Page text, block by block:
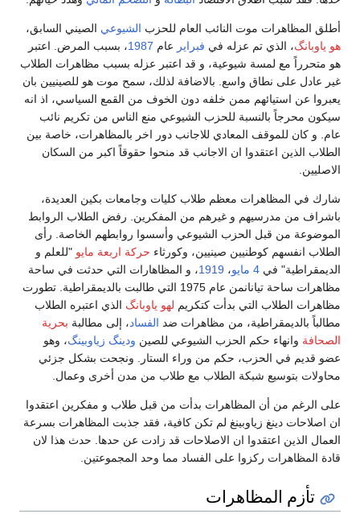
أطلق المظاهرات موت النائب العام للحزب الشيوعي الصيني السابق،
هو ياوبانگ، الذي تم عزله في فبراير عام 1987، بسبب المرض. اعتبر
هو متحرراً مع لمسة شيوعية، و قد اعتبر عزله بسبب مظاهرات الطلاب
غير عادل على نطاق واسع. بالاضافة لذلك، سمح موت هو للصينيين بان
يعبروا عن استيائهم ممن خلفه دون الخوف من القمع السياسي، اذ انه
سيكون محرجاً بالنسبة للحزب الشيوعي منع الناس من تكريم نائب
عام. و كان للموقف المعادي للاجانب دور اخر بالمظاهرات، خاصة بين
الطلاب الذين اعتقدوا ان الاجانب قد منحوا حقوقاً اكبر من السكان
الاصليين.
شارك في المظاهرات معظم طلاب كليات وجامعات بكين العديدة،
باشراف من مدرسيهم و غيرهم من المفكرين. رفض الطلاب الروابط
الموضوعة من قبل الحزب الشيوعي وأسسوا روابطهم الخاصة. رأى
الطلاب انفسهم كوطنيين صينيين، وكورثاء حركة اربعة مايو "للعلم و
الديمقراطية" في 4 مايو ، 1919، و المظاهارات التي حدثت في ساحة
مظاهرات ساحة تيانانمن عام 1975 التي طالبت بالديمقراطية. تطورت
مظاهرات الطلاب التي بدأت كتكريم لهو ياوبانگ الذي اعتبره الطلاب
مطالباً بالديمقراطية، من مظاهرات ضد الفساد، إلى مطالبة بحرية
الصحافة وانهاء حكم الحزب الشيوعي للصين ودينگ زياوبينگ، وهو
عضو قديم في الحزب، حكم من وراء الستار. ونجحت بشكل جزئي
محاولات بتوسيع شبكة الطلاب مع طلاب من مدن أخرى وعمال.
على الرغم من أن المظاهرات بدأت من قبل طلاب و مفكرين اعتقدوا
ان اصلاحات دينغ زياوبينغ لم تكن كافية، فقد جذبت المظاهرات بسرعة
العمال الذين اعتقدوا ان الاصلاحات قد زادت عن حدها. حدث هذا لان
قادة المظاهرات ركزوا على الفساد مما وحد المجموعتين.
تأزم المظاهرات